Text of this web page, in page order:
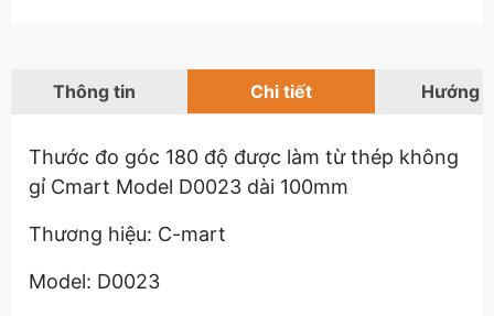
Thông tin Chi tiết Hướng
Thước đo góc 180 độ được làm từ thép không
gỉ Cmart Model D0023 dài 100mm
Thương hiệu: C-mart
Model: D0023